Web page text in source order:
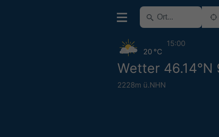
Wetter 46.14°N
2228m ü.NHN
20 °C
15:00